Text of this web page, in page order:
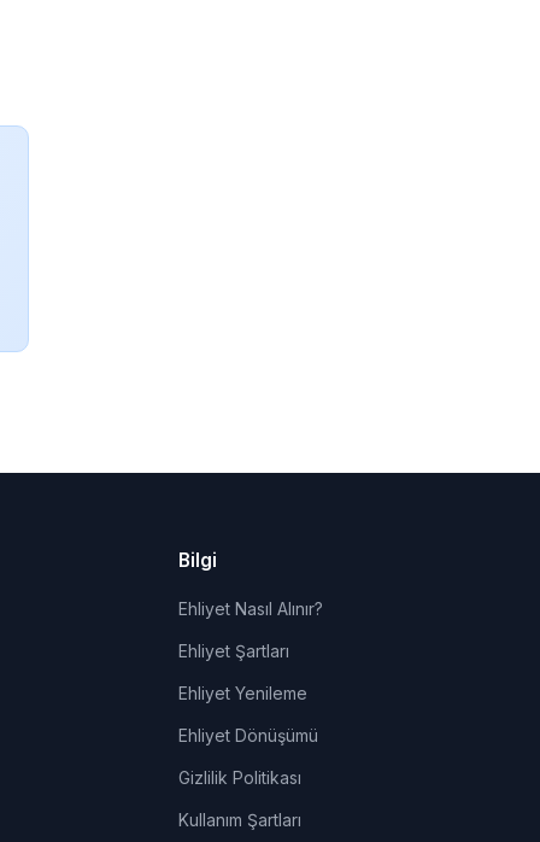
Bilgi
Ehliyet Nasıl Alınır?
Ehliyet Şartları
Ehliyet Yenileme
Ehliyet Dönüşümü
Gizlilik Politikası
Kullanım Şartları